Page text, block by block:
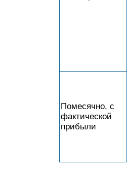
Помесячно, с
фактической
прибыли